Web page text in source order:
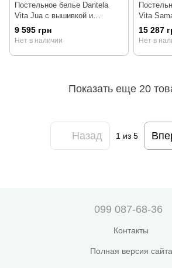
Постельное белье Dantela
Vita Jua с вышивкой и
жаккардовым покрывалом
евро
9 595 грн
Нет в наличии
Vita
евро
15 287
Нет в
Показать еще 20
Назад 1из 5
099 087-68-36
Контакты
Полная версия сайта